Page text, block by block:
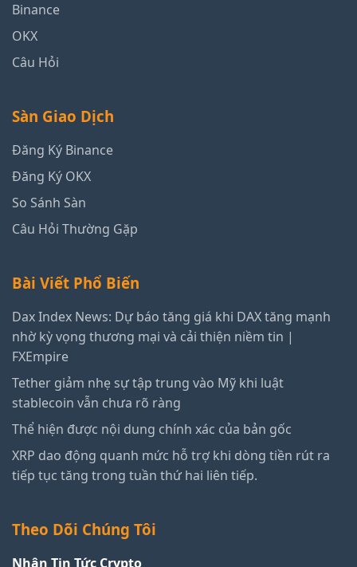
Binance
OKX
Câu Hỏi
Sàn Giao Dịch
Đăng Ký Binance
Đăng Ký OKX
So Sánh Sàn
Câu Hỏi Thường Gặp
Bài Viết Phổ Biến
Dax Index News: Dự báo tăng giá khi DAX tăng mạnh
nhờ kỳ vọng thương mại và cải thiện niềm tin |
FXEmpire
Tether giảm nhẹ sự tập trung vào Mỹ khi luật
stablecoin vẫn chưa rõ ràng
Thể hiện được nội dung chính xác của bản gốc
XRP dao động quanh mức hỗ trợ khi dòng tiền rút ra
tiếp tục tăng trong tuần thứ hai liên tiếp.
Theo Dõi Chúng Tôi
Nhận Tin Tức Crypto